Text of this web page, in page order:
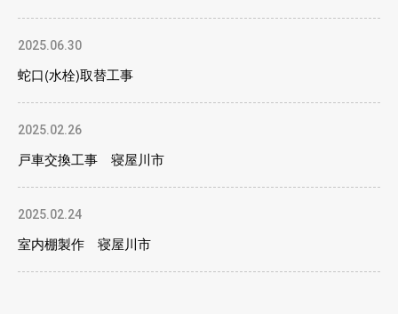
2025.06.30
蛇口(水栓)取替工事
2025.02.26
戸車交換工事 寝屋川市
2025.02.24
室内棚製作 寝屋川市